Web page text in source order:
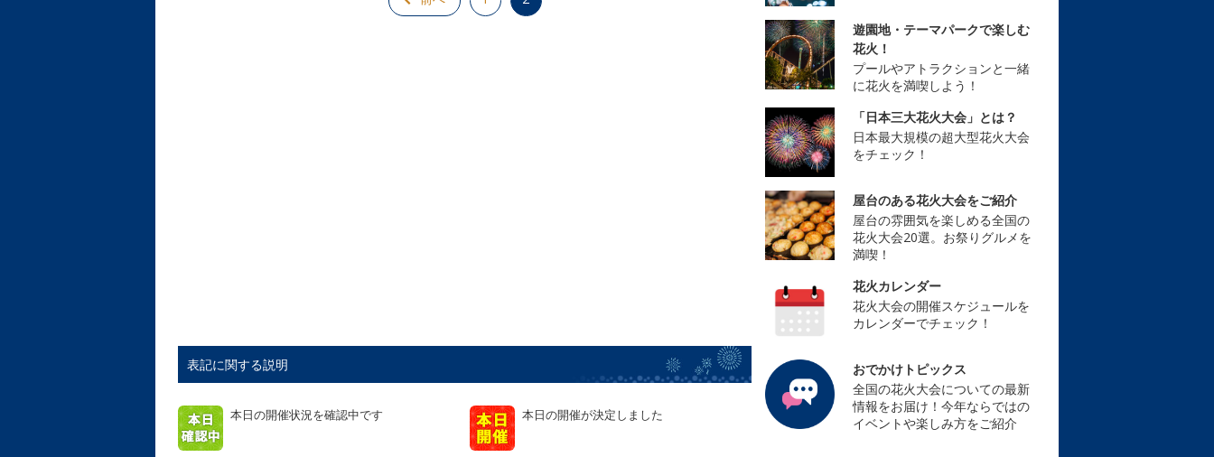
表記に関する説明
本日の開催状況を確認中です 本日の開催が決定しました
遊園地・テーマパークで楽しむ
花火！
プールやアトラクションと一緒
に花火を満喫しよう！
「日本三大花火大会」とは？
日本最大規模の超大型花火大会
をチェック！
屋台のある花火大会をご紹介
屋台の雰囲気を楽しめる全国の
花火大会20選。お祭りグルメを
満喫！
花火カレンダー
花火大会の開催スケジュールを
カレンダーでチェック！
おでかけトピックス
全国の花火大会についての最新
情報をお届け！今年ならではの
イベントや楽しみ方をご紹介